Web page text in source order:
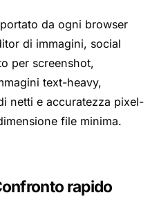
da ogni browser
di immagini, social
per screenshot,
text-heavy,
netti e accuratezza pixel-
file minima.
rapido